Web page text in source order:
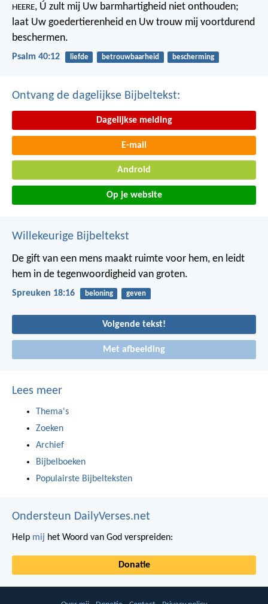
HEERE, Ú zult mij Uw barmhartigheid niet onthouden;
laat Uw goedertierenheid en Uw trouw mij voortdurend
beschermen.
Psalm 40:12 liefde betrouwbaarheid bescherming
Ontvang de dagelijkse Bijbeltekst:
Dagelijkse melding
E-mail
Android
Op je website
Willekeurige Bijbeltekst
De gift van een mens maakt ruimte voor hem, en leidt
hem in de tegenwoordigheid van groten.
Spreuken 18:16 beloning geven
Volgende tekst!
Met afbeelding
Lees meer
Thema's
Zoeken
Archief
Bijbelboeken
Populairste Bijbelteksten
Ondersteun DailyVerses.net
Help mij het Woord van God verspreiden:
Donatie